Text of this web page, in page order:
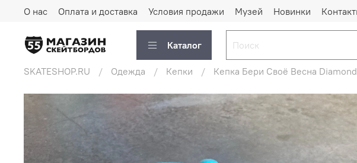
О нас Оплата и доставка Условия продажи Музей Новинки
Каталог
SKATESHOP.RU Одежда Кепки Кепка Бери Своё Весна